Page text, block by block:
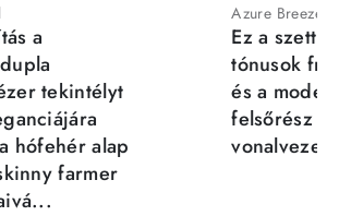
a
tekintélyt
hófehér alap
farmer
Azure Breeze
Ez a szett
tónusok
és a
felsőrész